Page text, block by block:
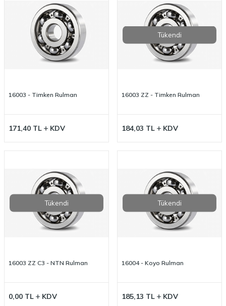
16003 - Timken Rulman
171,40 TL KDV
Tükendi
16003 ZZ - Timken Rulman
184,03 TL KDV
Tükendi
16003 ZZ C3 - NTN Rulman
0,00 TL KDV
Tükendi
16004 - Koyo Rulman
185,13 TL KDV